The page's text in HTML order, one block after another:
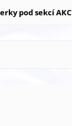
pod sekcí